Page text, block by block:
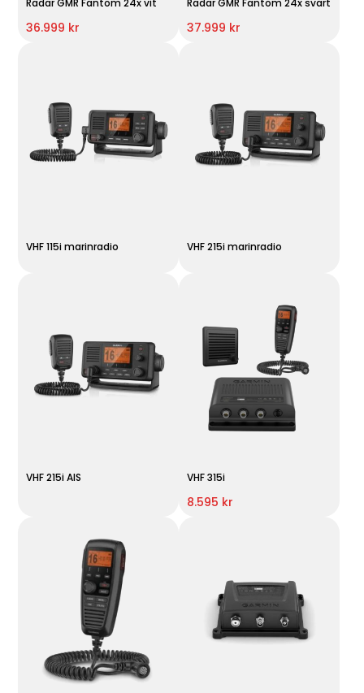
Radar GMR Fantom 24x vit
36.999 kr
Radar GMR Fantom 24x svart
37.999 kr
VHF 115i marinradio VHF 215i marinradio
VHF 215i AIS VHF 315i
8.595 kr